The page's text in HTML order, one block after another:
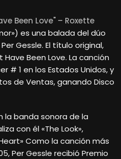
Been Love" – Roxette
es una balada del dúo
Gessle. El título original,
Been Love. La canción
# 1 en los Estados Unidos, y
de Ventas, ganando Disco
la banda sonora de la
con él «The Look»,
Como la canción más
Per Gessle recibió Premio